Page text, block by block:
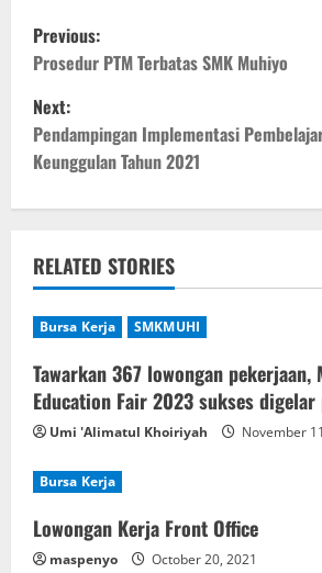
P
o
s
t
n
a
v
i
g
a
t
i
Previous:
Prosedur PTM Terbatas SMK Muhiyo
Next:
Pendampingan Implementasi
Keunggulan Tahun 2021
RELATED STORIES
Bursa Kerja SMKMUHI
Tawarkan 367 lowongan pekerjaan,
Education Fair 2023 sukses
Umi 'Alimatul Khoiriyah November
Bursa Kerja
Lowongan Kerja Front Office
maspenyo October 20, 2021